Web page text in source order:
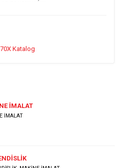
Katalog
İMALAT
İMALAT